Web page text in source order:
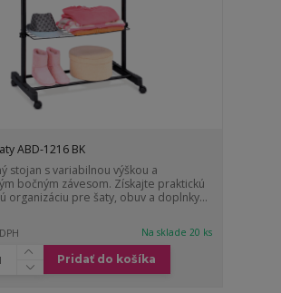
ABD-1216 BK
stojan s variabilnou výškou a
bočným závesom. Získajte praktickú
organizáciu pre šaty, obuv a doplnky...
Na sklade 20 ks
Pridať do košíka